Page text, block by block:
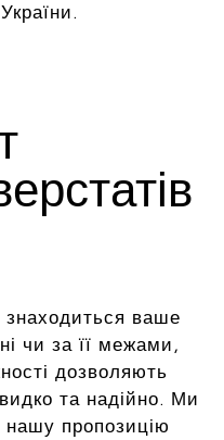
знаходиться ваше
чи за її межами,
дозволяють
та надійно. Ми
пропозицію